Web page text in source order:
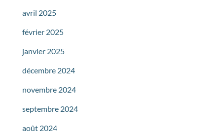
avril 2025
février 2025
janvier 2025
décembre 2024
novembre 2024
septembre 2024
août 2024